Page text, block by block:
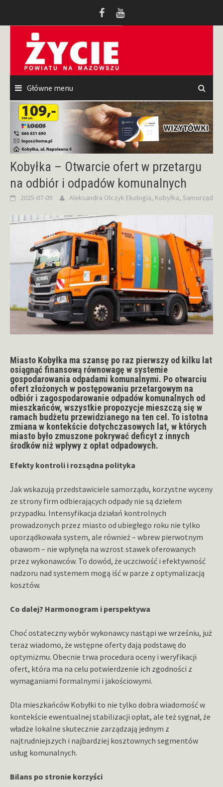
Główne menu
Kobyłka – Otwarcie ofert w przetargu
na odbiór i odpadów komunalnych
2025-07-09 Aleksandra Olczyk Ekologia, Kobyłka, Samorząd
Miasto Kobyłka ma szansę po raz pierwszy od kilku lat
osiągnąć finansową równowagę w systemie
gospodarowania odpadami komunalnymi. Po otwarciu
ofert złożonych w postępowaniu przetargowym na
odbiór i zagospodarowanie odpadów komunalnych od
mieszkańców, wszystkie propozycje mieszczą się w
ramach budżetu przewidzianego na ten cel. To istotna
zmiana w kontekście dotychczasowych lat, w których
miasto było zmuszone pokrywać deficyt z innych
środków niż wpływy z opłat odpadowych.
Efekty kontroli i rozsądna polityka
Jak wskazują przedstawiciele samorządu, korzystne wyceny
ze strony firm odbierających odpady nie są dziełem
przypadku. Intensyfikacja działań kontrolnych
prowadzonych przez miasto od ubiegłego roku nie tylko
uporządkowała system, ale również – wbrew pierwotnym
obawom – nie wpłynęła na wzrost stawek oferowanych
przez wykonawców. To dowód, że uczciwość i efektywność
nadzoru nad systemem mogą iść w parze z optymalizacją
kosztów.
Co dalej? Harmonogram i perspektywa
Choć ostateczny wybór wykonawcy nastąpi we wrześniu, już
teraz wiadomo, że wstępne oferty dają podstawę do
optymizmu. Obecnie trwa procedura oceny i weryfikacji
ofert, która ma na celu potwierdzenie ich zgodności z
wymaganiami formalnymi i jakościowymi.
Dla mieszkańców Kobyłki to nie tylko dobra wiadomość w
kontekście ewentualnej stabilizacji opłat, ale też sygnał, że
władze lokalne skutecznie zarządzają jednym z
najtrudniejszych i najbardziej kosztownych segmentów
usług komunalnych.
Bilans po stronie korzyści